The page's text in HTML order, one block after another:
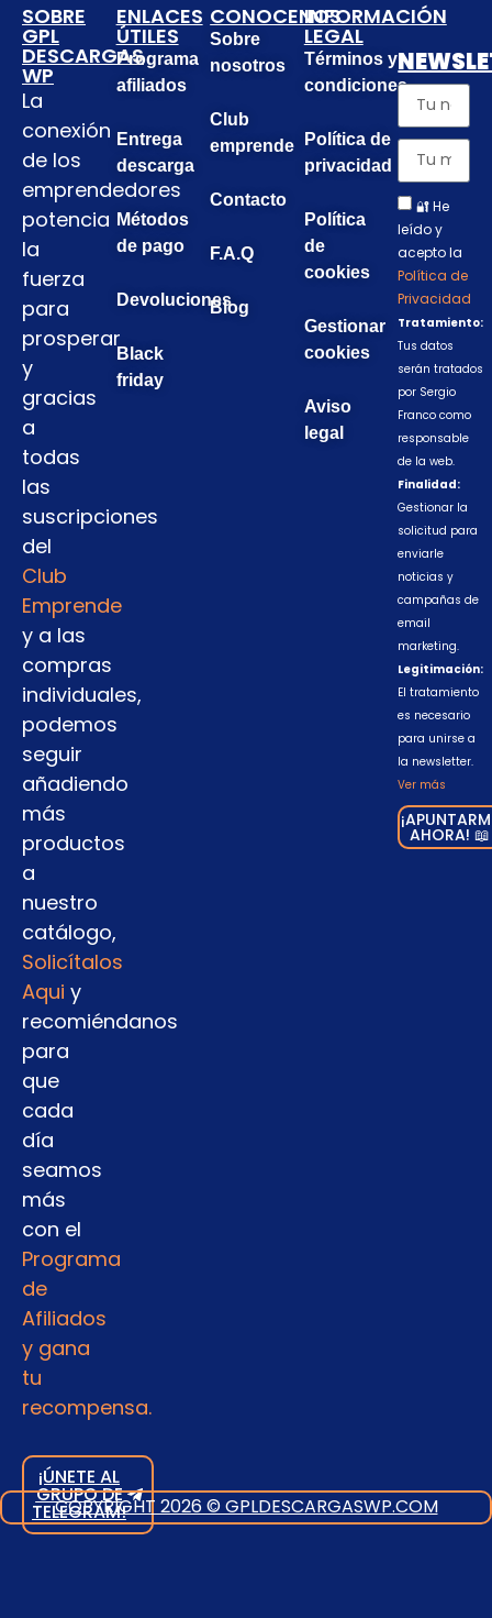
SOBRE
GPL
DESCARGAS
WP
La
conexión
de los
emprendedores
potencia
la
fuerza
para
prosperar
y
gracias
a
todas
las
suscripciones
del
Club
Emprende
y a las
compras
individuales,
podemos
seguir
añadiendo
más
productos
a
nuestro
catálogo,
Solicítalos
Aqui y
recomiéndanos
para
que
cada
día
seamos
más
con el
Programa
de
Afiliados
y gana
tu
recompensa.
¡ÚNETE AL
GRUPO DE
TELEGRAM!
ENLACES
ÚTILES
Programa
afiliados
Entrega
descarga
Métodos
de pago
Devoluciones
Black
friday
CONOCENOS
Sobre
nosotros
Club
emprende
Contacto
F.A.Q
Blog
INFORMACIÓN
LEGAL
Términos y
condiciones
Política de
privacidad
Política
de
cookies
Gestionar
cookies
Aviso
legal
🔐 He
leído y
acepto la
Política de
Privacidad
Tratamiento:
Tus datos
serán tratados
por Sergio
Franco como
responsable
de la web.
Finalidad:
Gestionar la
solicitud para
enviarle
noticias y
campañas de
email
marketing.
Legitimación:
El tratamiento
es necesario
para unirse a
la newsletter.
Ver más
AHORA! 📖
COPYRIGHT 2026 © GPLDESCARGASWP.COM